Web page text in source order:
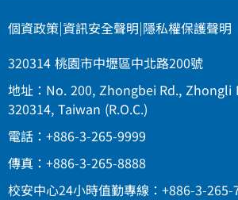
個資政策|資訊安全聲明|隱私權保護聲明
320314 桃園市中壢區中北路200號
地址：No. 200, Zhongbei Rd., Zhongli
320314, Taiwan (R.O.C.)
電話：+886-3-265-9999
傳真：+886-3-265-8888
校安中心24小時值勤專線：+886-3-265-